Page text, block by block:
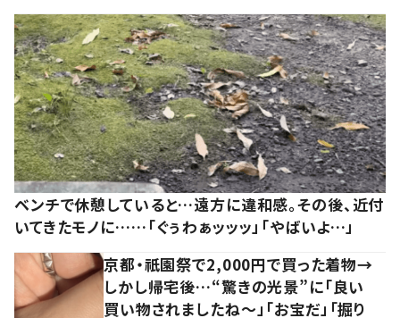
ベンチで休憩していると…遠方に違和感。その後、近付
いてきたモノに……「ぐぅわぁッッッ」「やばいよ…」
京都・祇園祭で2,000円で買った着物→
しかし帰宅後…“驚きの光景”に「良い
買い物されましたね～」「お宝だ」「掘り